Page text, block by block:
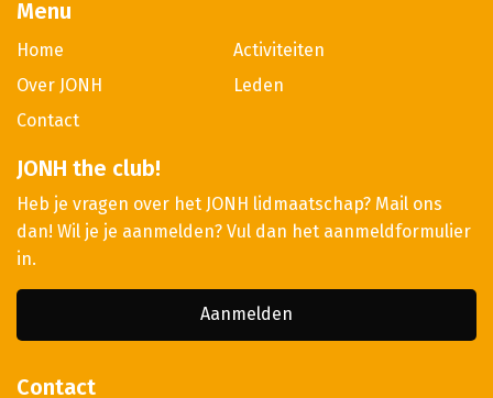
Menu
Home
Activiteiten
Over JONH
Leden
Contact
JONH the club!
Heb je vragen over het JONH lidmaatschap? Mail ons
dan! Wil je je aanmelden? Vul dan het aanmeldformulier
in.
Aanmelden
Contact